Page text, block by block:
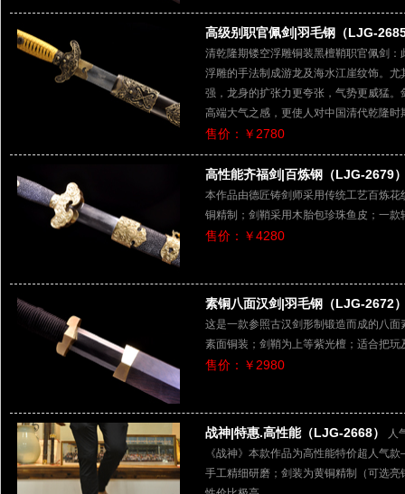
高级别职官佩剑|羽毛钢（LJG-
清乾隆期镂空浮雕铜装黑檀鞘职官佩剑
浮雕的手法制成游龙及海水江崖纹饰。
强，龙身的扩张力更夸张，气势更威猛
高端大气之感，更使人对中国清代乾隆时
售价：￥2780
高性能齐福剑|百炼钢（LJG-2679
本作品由德匠铸剑师采用传统工艺百炼
铜精制；剑鞘采用木胎包珍珠鱼皮；一
售价：￥4280
素铜八面汉剑|羽毛钢（LJG-2672
这是一款参照古汉剑形制锻造而成的八
素面铜装；剑鞘为上等紫光檀；适合把玩
售价：￥2980
战神|特惠.高性能（LJG-2668）
人
《战神》本款作品为高性能特价超人气
手工精细研磨；剑装为黄铜精制（可选